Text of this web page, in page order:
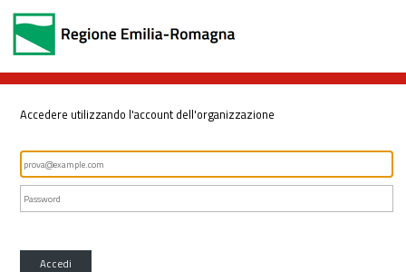
Accedere utilizzando l'account dell'organizzazione
Accedi